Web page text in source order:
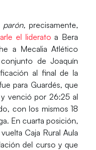
parón,precisamente,
el liderato a Bera
a Mecalia Atlético
de Joaquín
al final de la
para Guardés, que
y venció por 26:25 al
con los mismos 18
En cuarta posición,
Caja Rural Aula
del curso y que